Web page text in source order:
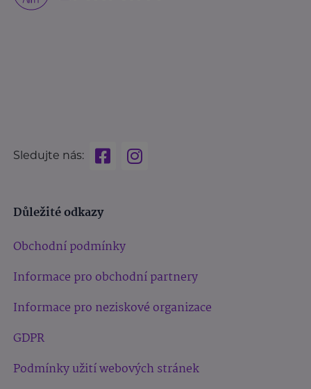
Sledujte nás:
Důležité odkazy
Obchodní podmínky
Informace pro obchodní partnery
Informace pro neziskové organizace
GDPR
Podmínky užití webových stránek